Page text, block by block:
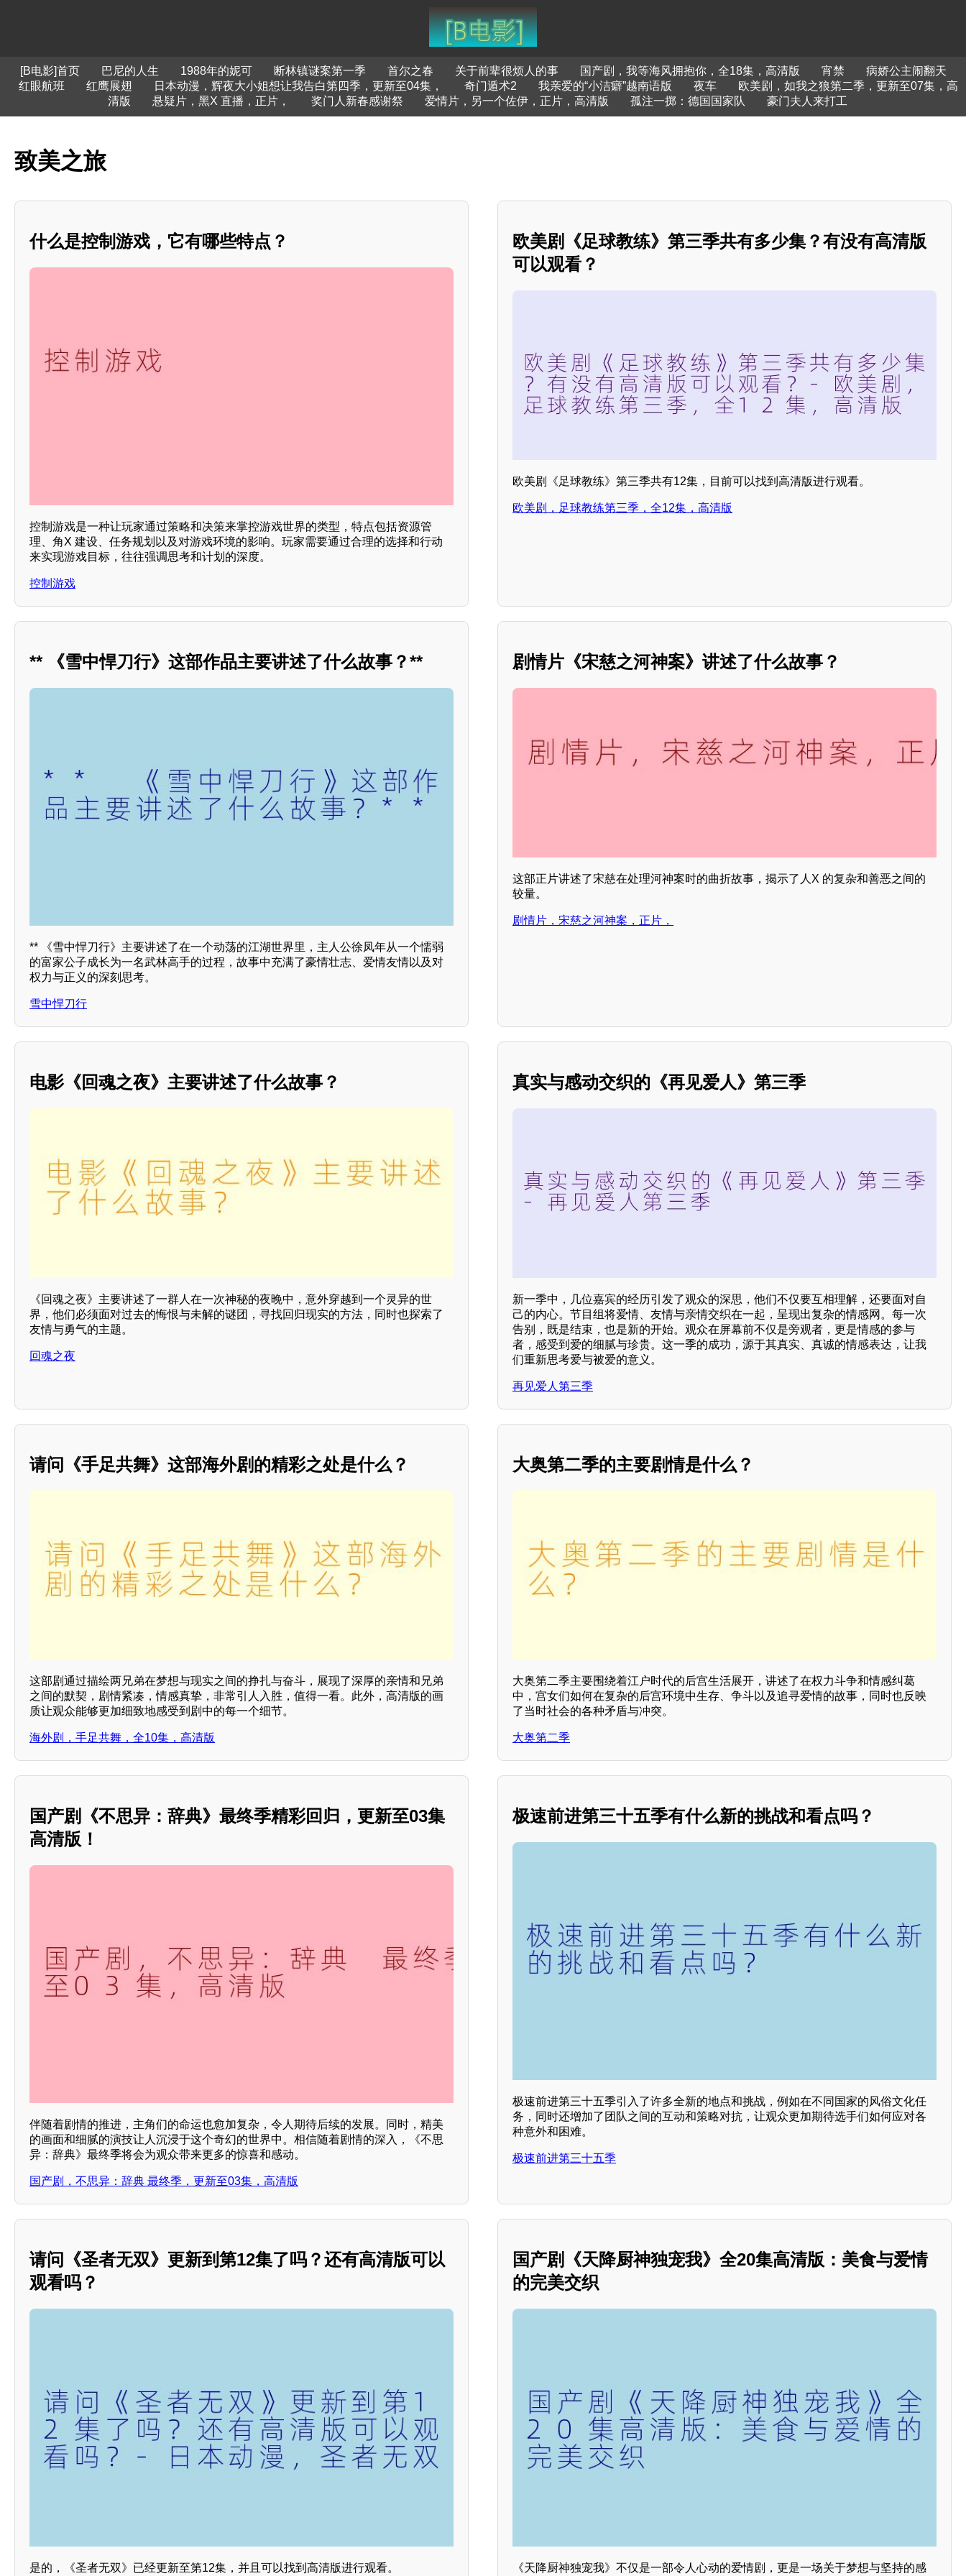
[B电影]首页 巴尼的人生 1988年的妮可 断林镇谜案第一季 首尔之春 关于前辈很烦人的事 国产剧，我等海风拥抱你，全18集，高清版 宵禁
病娇公主闹翻天
红眼航班
红鹰展翅 日本动漫，辉夜大小姐想让我告白第四季，更新至04集， 奇门遁术2 我亲爱的“小洁癖”越南语版 夜车
欧美剧，如我之狼第二季，更新至07集，高
清版
悬疑片，黑X 直播，正片， 奖门人新春感谢祭 爱情片，另一个佐伊，正片，高清版 孤注一掷：德国国家队 豪门夫人来打工
致美之旅
什么是控制游戏，它有哪些特点？
控制游戏是一种让玩家通过策略和决策来掌控游戏世界的类型，特点包括资源管
理、角X 建设、任务规划以及对游戏环境的影响。玩家需要通过合理的选择和行动
来实现游戏目标，往往强调思考和计划的深度。
控制游戏
欧美剧《足球教练》第三季共有多少集？有没有高清版
可以观看？
欧美剧《足球教练》第三季共有12集，目前可以找到高清版进行观看。
欧美剧，足球教练第三季，全12集，高清版
** 《雪中悍刀行》这部作品主要讲述了什么故事？**
** 《雪中悍刀行》主要讲述了在一个动荡的江湖世界里，主人公徐凤年从一个懦弱
的富家公子成长为一名武林高手的过程，故事中充满了豪情壮志、爱情友情以及对
权力与正义的深刻思考。
雪中悍刀行
剧情片《宋慈之河神案》讲述了什么故事？
这部正片讲述了宋慈在处理河神案时的曲折故事，揭示了人X 的复杂和善恶之间的
较量。
剧情片，宋慈之河神案，正片，
电影《回魂之夜》主要讲述了什么故事？
《回魂之夜》主要讲述了一群人在一次神秘的夜晚中，意外穿越到一个灵异的世
界，他们必须面对过去的悔恨与未解的谜团，寻找回归现实的方法，同时也探索了
友情与勇气的主题。
回魂之夜
真实与感动交织的《再见爱人》第三季
新一季中，几位嘉宾的经历引发了观众的深思，他们不仅要互相理解，还要面对自
己的内心。节目组将爱情、友情与亲情交织在一起，呈现出复杂的情感网。每一次
告别，既是结束，也是新的开始。观众在屏幕前不仅是旁观者，更是情感的参与
者，感受到爱的细腻与珍贵。这一季的成功，源于其真实、真诚的情感表达，让我
们重新思考爱与被爱的意义。
再见爱人第三季
请问《手足共舞》这部海外剧的精彩之处是什么？
这部剧通过描绘两兄弟在梦想与现实之间的挣扎与奋斗，展现了深厚的亲情和兄弟
之间的默契，剧情紧凑，情感真挚，非常引人入胜，值得一看。此外，高清版的画
质让观众能够更加细致地感受到剧中的每一个细节。
海外剧，手足共舞，全10集，高清版
大奥第二季的主要剧情是什么？
大奥第二季主要围绕着江户时代的后宫生活展开，讲述了在权力斗争和情感纠葛
中，宫女们如何在复杂的后宫环境中生存、争斗以及追寻爱情的故事，同时也反映
了当时社会的各种矛盾与冲突。
大奥第二季
国产剧《不思异：辞典》最终季精彩回归，更新至03集
高清版！
伴随着剧情的推进，主角们的命运也愈加复杂，令人期待后续的发展。同时，精美
的画面和细腻的演技让人沉浸于这个奇幻的世界中。相信随着剧情的深入，《不思
异：辞典》最终季将会为观众带来更多的惊喜和感动。
国产剧，不思异：辞典 最终季，更新至03集，高清版
极速前进第三十五季有什么新的挑战和看点吗？
极速前进第三十五季引入了许多全新的地点和挑战，例如在不同国家的风俗文化任
务，同时还增加了团队之间的互动和策略对抗，让观众更加期待选手们如何应对各
种意外和困难。
极速前进第三十五季
请问《圣者无双》更新到第12集了吗？还有高清版可以
观看吗？
是的，《圣者无双》已经更新至第12集，并且可以找到高清版进行观看。
国产剧《天降厨神独宠我》全20集高清版：美食与爱情
的完美交织
《天降厨神独宠我》不仅是一部令人心动的爱情剧，更是一场关于梦想与坚持的感